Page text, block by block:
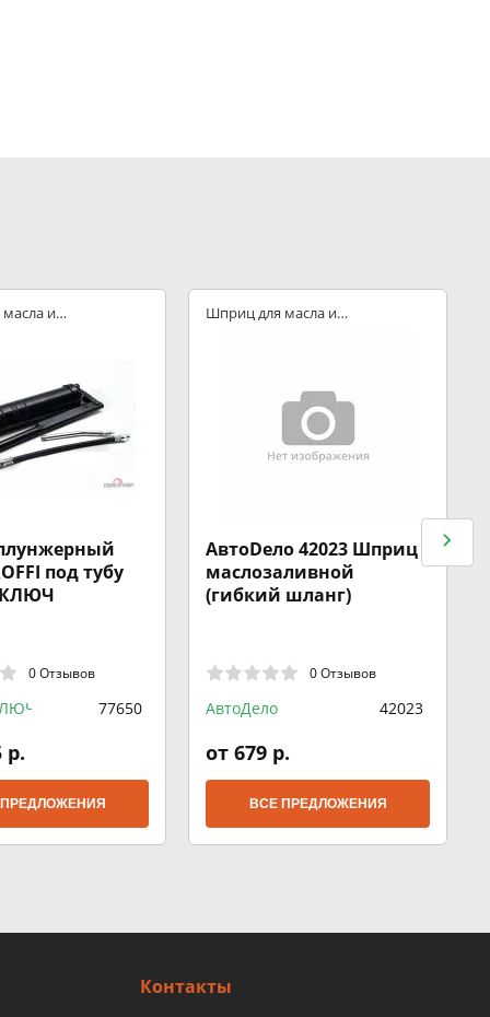
и
под тубу
0 Отзывов
77650
р.
Шприц для масла и
смазки
АвтоDело 42023 Шприц
маслозаливной
(гибкий шланг)
0 Отзывов
АвтоДело 42023
от 679 р.
ВСЕ ПРЕДЛОЖЕНИЯ
Контакты